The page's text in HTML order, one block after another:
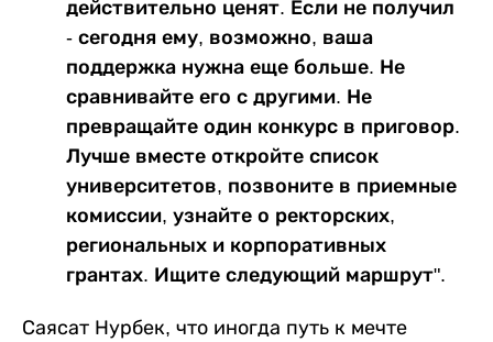
действительно ценят. Если не получил
- сегодня ему, возможно, ваша
поддержка нужна еще больше. Не
сравнивайте его с другими. Не
превращайте один конкурс в приговор.
Лучше вместе откройте список
университетов, позвоните в приемные
комиссии, узнайте о ректорских,
региональных и корпоративных
грантах. Ищите следующий маршрут".
Саясат Нурбек, что иногда путь к мечте